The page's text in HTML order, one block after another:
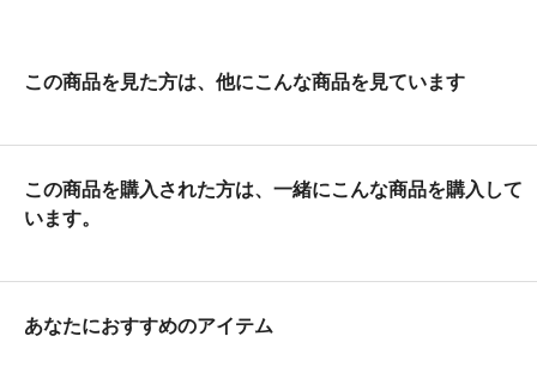
この商品を見た方は、他にこんな商品を見ています
この商品を購入された方は、一緒にこんな商品を購入して
います。
あなたにおすすめのアイテム